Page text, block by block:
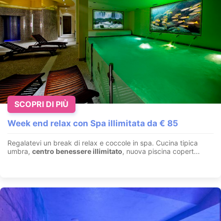
Soggiorni relax fra le Dolomiti
Valles - Val Pusteria - Dolomiti - Alto Adige
InVal Pusteriacon panorama mozzafiato, 1.400 m²
Week end relax con Spa illimitata da € 85
Regalatevi un break di relax e coccole in spa. Cucina tipica
umbra, centro benessere illimitato, nuova piscina copert...
SCOPRI DI PIÙ